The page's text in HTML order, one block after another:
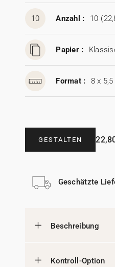
10 Anzahl : 10
Papier :
Format : 8 x
GESTALTEN
Geschätzte
Beschreibung
Kontroll-Option